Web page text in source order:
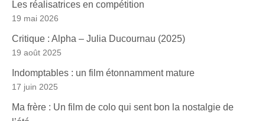
Les réalisatrices en compétition
19 mai 2026
Critique : Alpha – Julia Ducournau (2025)
19 août 2025
Indomptables : un film étonnamment mature
17 juin 2025
Ma frère : Un film de colo qui sent bon la nostalgie de